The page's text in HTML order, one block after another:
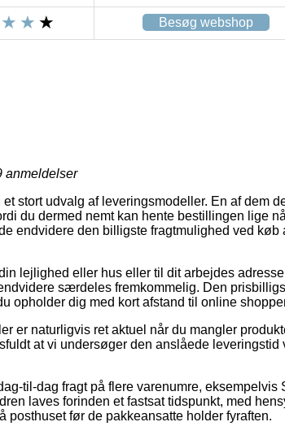
Besøg webshop
anmeldelser
stort udvalg af leveringsmodeller. En af dem
du dermed nemt kan hente bestillingen lige
endvidere den billigste fragtmulighed ved køb
lejlighed eller hus eller til dit arbejdes
særdeles fremkommelig. Den
opholder dig med kort afstand til online
er naturligvis ret aktuel når du mangler
at vi undersøger den anslåede leveringstid
til-dag fragt på flere varenumre, eksempelvis
laves forinden et fastsat tidspunkt, med
posthuset før de pakkeansatte holder fyraften.